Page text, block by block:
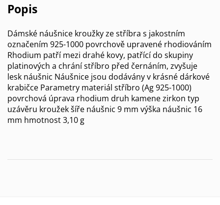
Popis
Dámské náušnice kroužky ze stříbra s jakostním
označením 925-1000 povrchově upravené rhodiováním
Rhodium patří mezi drahé kovy, patřící do skupiny
platinových a chrání stříbro před černáním, zvyšuje
lesk náušnic Náušnice jsou dodávány v krásné dárkové
krabičce Parametry materiál stříbro (Ag 925-1000)
povrchová úprava rhodium druh kamene zirkon typ
uzávěru kroužek šíře náušnic 9 mm výška náušnic 16
mm hmotnost 3,10 g